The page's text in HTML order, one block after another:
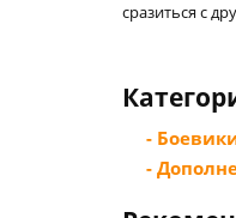
сразиться с
-
-